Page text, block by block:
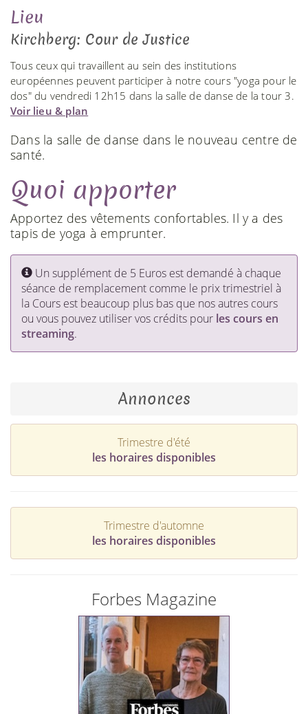
Lieu
Kirchberg: Cour de Justice
Tous ceux qui travaillent au sein des institutions
européennes peuvent participer à notre cours "yoga pour le
dos" du vendredi 12h15 dans la salle de danse de la tour 3.
Voir lieu & plan
Dans la salle de danse dans le nouveau centre de
santé.
Quoi apporter
Apportez des vêtements confortables. Il y a des
tapis de yoga à emprunter.
Un supplément de 5 Euros est demandé à chaque
séance de remplacement comme le prix trimestriel à
la Cours est beaucoup plus bas que nos autres cours
ou vous pouvez utiliser vos crédits pour les cours en
streaming.
Annonces
Trimestre d'été
les horaires disponibles
Trimestre d'automne
les horaires disponibles
Forbes Magazine